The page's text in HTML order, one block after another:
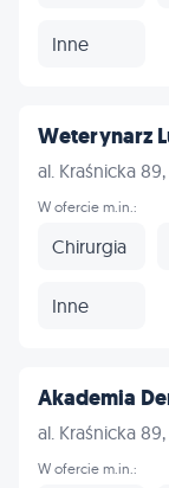
Inne
Weterynarz
al. Kraśnicka
W ofercie m.in.:
Chirurgia
Inne
Akademia
al. Kraśnicka
W ofercie m.in.: